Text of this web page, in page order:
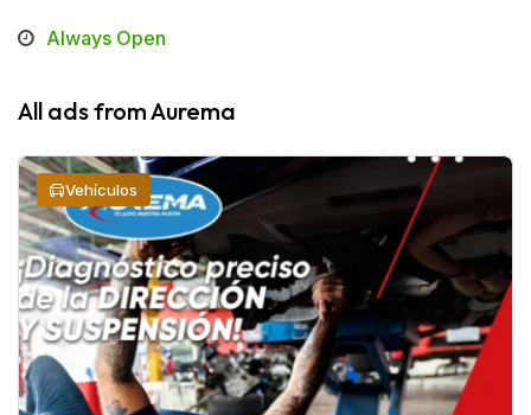
Always Open
All ads from Aurema
Vehículos